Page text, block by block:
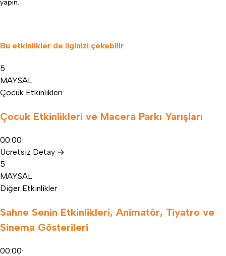
yapın.
Bu etkinlikler de ilginizi çekebilir
5
MAYSAL
Çocuk Etkinlikleri
Çocuk Etkinlikleri ve Macera Parkı Yarışları
00:00·
Ücretsiz Detay →
5
MAYSAL
Diğer Etkinlikler
Sahne Senin Etkinlikleri, Animatör, Tiyatro ve
Sinema Gösterileri
00:00·